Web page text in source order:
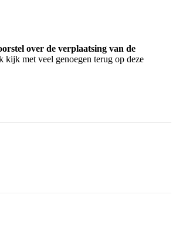
over de verplaatsing van de
kijk met veel genoegen terug op deze